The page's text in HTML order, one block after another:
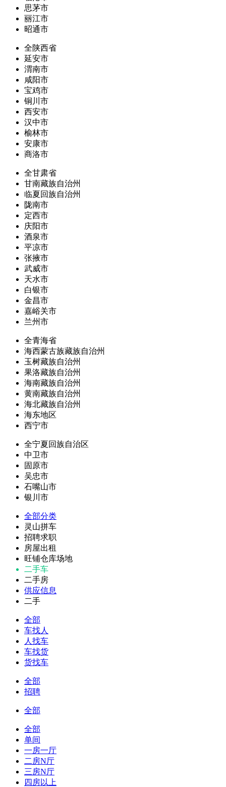
思茅市
丽江市
昭通市
全陕西省
延安市
渭南市
咸阳市
宝鸡市
铜川市
西安市
汉中市
榆林市
安康市
商洛市
全甘肃省
甘南藏族自治州
临夏回族自治州
陇南市
定西市
庆阳市
酒泉市
平凉市
张掖市
武威市
天水市
白银市
金昌市
嘉峪关市
兰州市
全青海省
海西蒙古族藏族自治州
玉树藏族自治州
果洛藏族自治州
海南藏族自治州
黄南藏族自治州
海北藏族自治州
海东地区
西宁市
全宁夏回族自治区
中卫市
固原市
吴忠市
石嘴山市
银川市
全部分类
灵山拼车
招聘求职
房屋出租
旺铺仓库场地
二手车
二手房
供应信息
二手
全部
车找人
人找车
车找货
货找车
全部
招聘
全部
全部
单间
一房一厅
二房N厅
三房N厅
四房以上